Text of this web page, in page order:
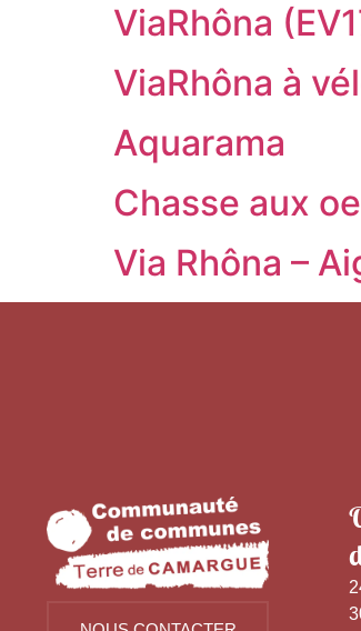
ViaRhôna
ViaRhôna à
Aquarama
Chasse aux
Via Rhôna –